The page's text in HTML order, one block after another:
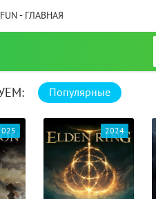
- ГЛАВНАЯ
Популярные
2024